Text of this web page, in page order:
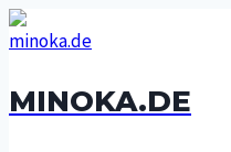
Zum
Inhalt
MINOKA.DE